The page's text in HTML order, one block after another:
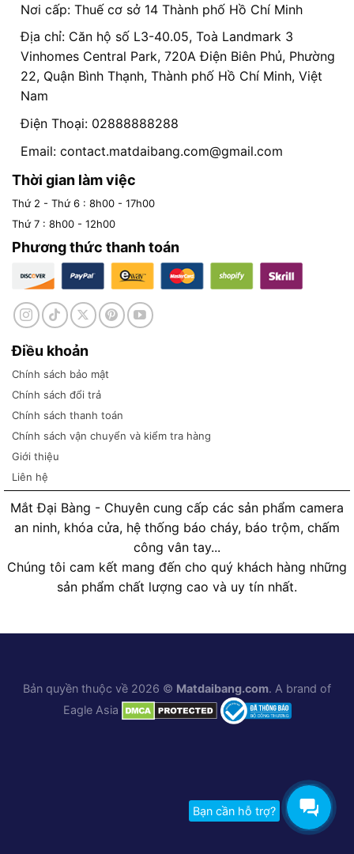
Nơi cấp: Thuế cơ sở 14 Thành phố Hồ Chí Minh
Địa chỉ: Căn hộ số L3-40.05, Toà Landmark 3
Vinhomes Central Park, 720A Điện Biên Phủ, Phường
22, Quận Bình Thạnh, Thành phố Hồ Chí Minh, Việt
Nam
Điện Thoại: 02888888288
Email: contact.matdaibang.com@gmail.com
Thời gian làm việc
Thứ 2 - Thứ 6 : 8h00 - 17h00
Thứ 7 : 8h00 - 12h00
Phương thức thanh toán
Điều khoản
Chính sách bảo mật
Chính sách đổi trả
Chính sách thanh toán
Chính sách vận chuyển và kiểm tra hàng
Giới thiệu
Liên hệ
Mắt Đại Bàng - Chuyên cung cấp các sản phẩm camera
an ninh, khóa cửa, hệ thống báo cháy, báo trộm, chấm
công vân tay...
Chúng tôi cam kết mang đến cho quý khách hàng những
sản phẩm chất lượng cao và uy tín nhất.
Bạn cần hỗ trợ?
Bản quyền thuộc về 2026 © Matdaibang.com. A brand of
Eagle Asia